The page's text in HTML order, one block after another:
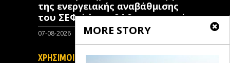
MORE STORY
της ενεργειακής αναβάθμισης
του ΣΕΦ ύψους 24,8 εκατ. ευρώ
07-08-2026
ΧΡΗΣΙΜΟΙ ΣΥΝΔΕΣΜΟΙ